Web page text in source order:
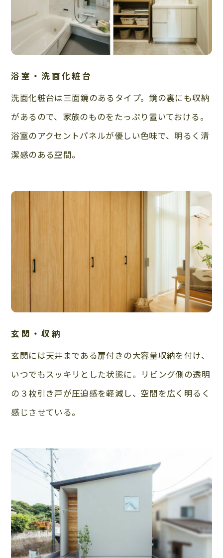
浴室・洗面化粧台
洗面化粧台は三面鏡のあるタイプ。鏡の裏にも収納
があるので、家族のものをたっぷり置いておける。
浴室のアクセントパネルが優しい色味で、明るく清
潔感のある空間。
玄関・収納
玄関には天井まである扉付きの大容量収納を付け、
いつでもスッキリとした状態に。リビング側の透明
の３枚引き戸が圧迫感を軽減し、空間を広く明るく
感じさせている。